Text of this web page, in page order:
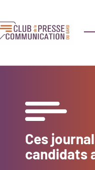
Ces
candidats